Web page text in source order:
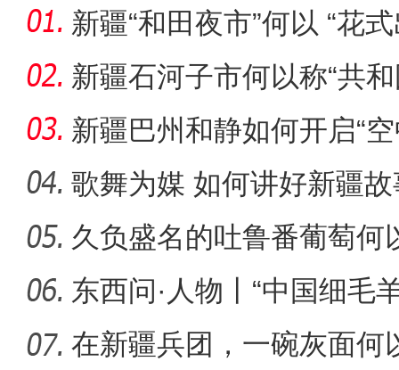
新疆兵团昆玉市 沙海中
新疆“和田夜市”何以 “花
新疆石河子市何以称“共
新疆巴州和静如何开启“
歌舞为媒 如何讲好新疆
久负盛名的吐鲁番葡萄何
东西问·人物丨“中国细毛
脚
在新疆兵团，一碗灰面何